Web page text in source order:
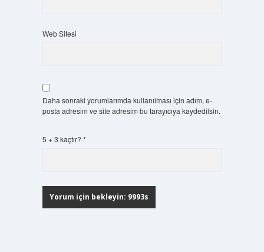
Web Sitesi
Daha sonraki yorumlarımda kullanılması için adım, e-
posta adresim ve site adresim bu tarayıcıya kaydedilsin.
5 + 3 kaçtır? *